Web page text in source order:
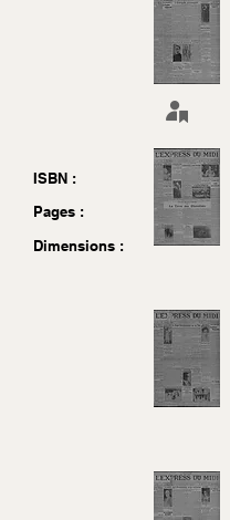
ISBN :
Pages :
Dimensions :